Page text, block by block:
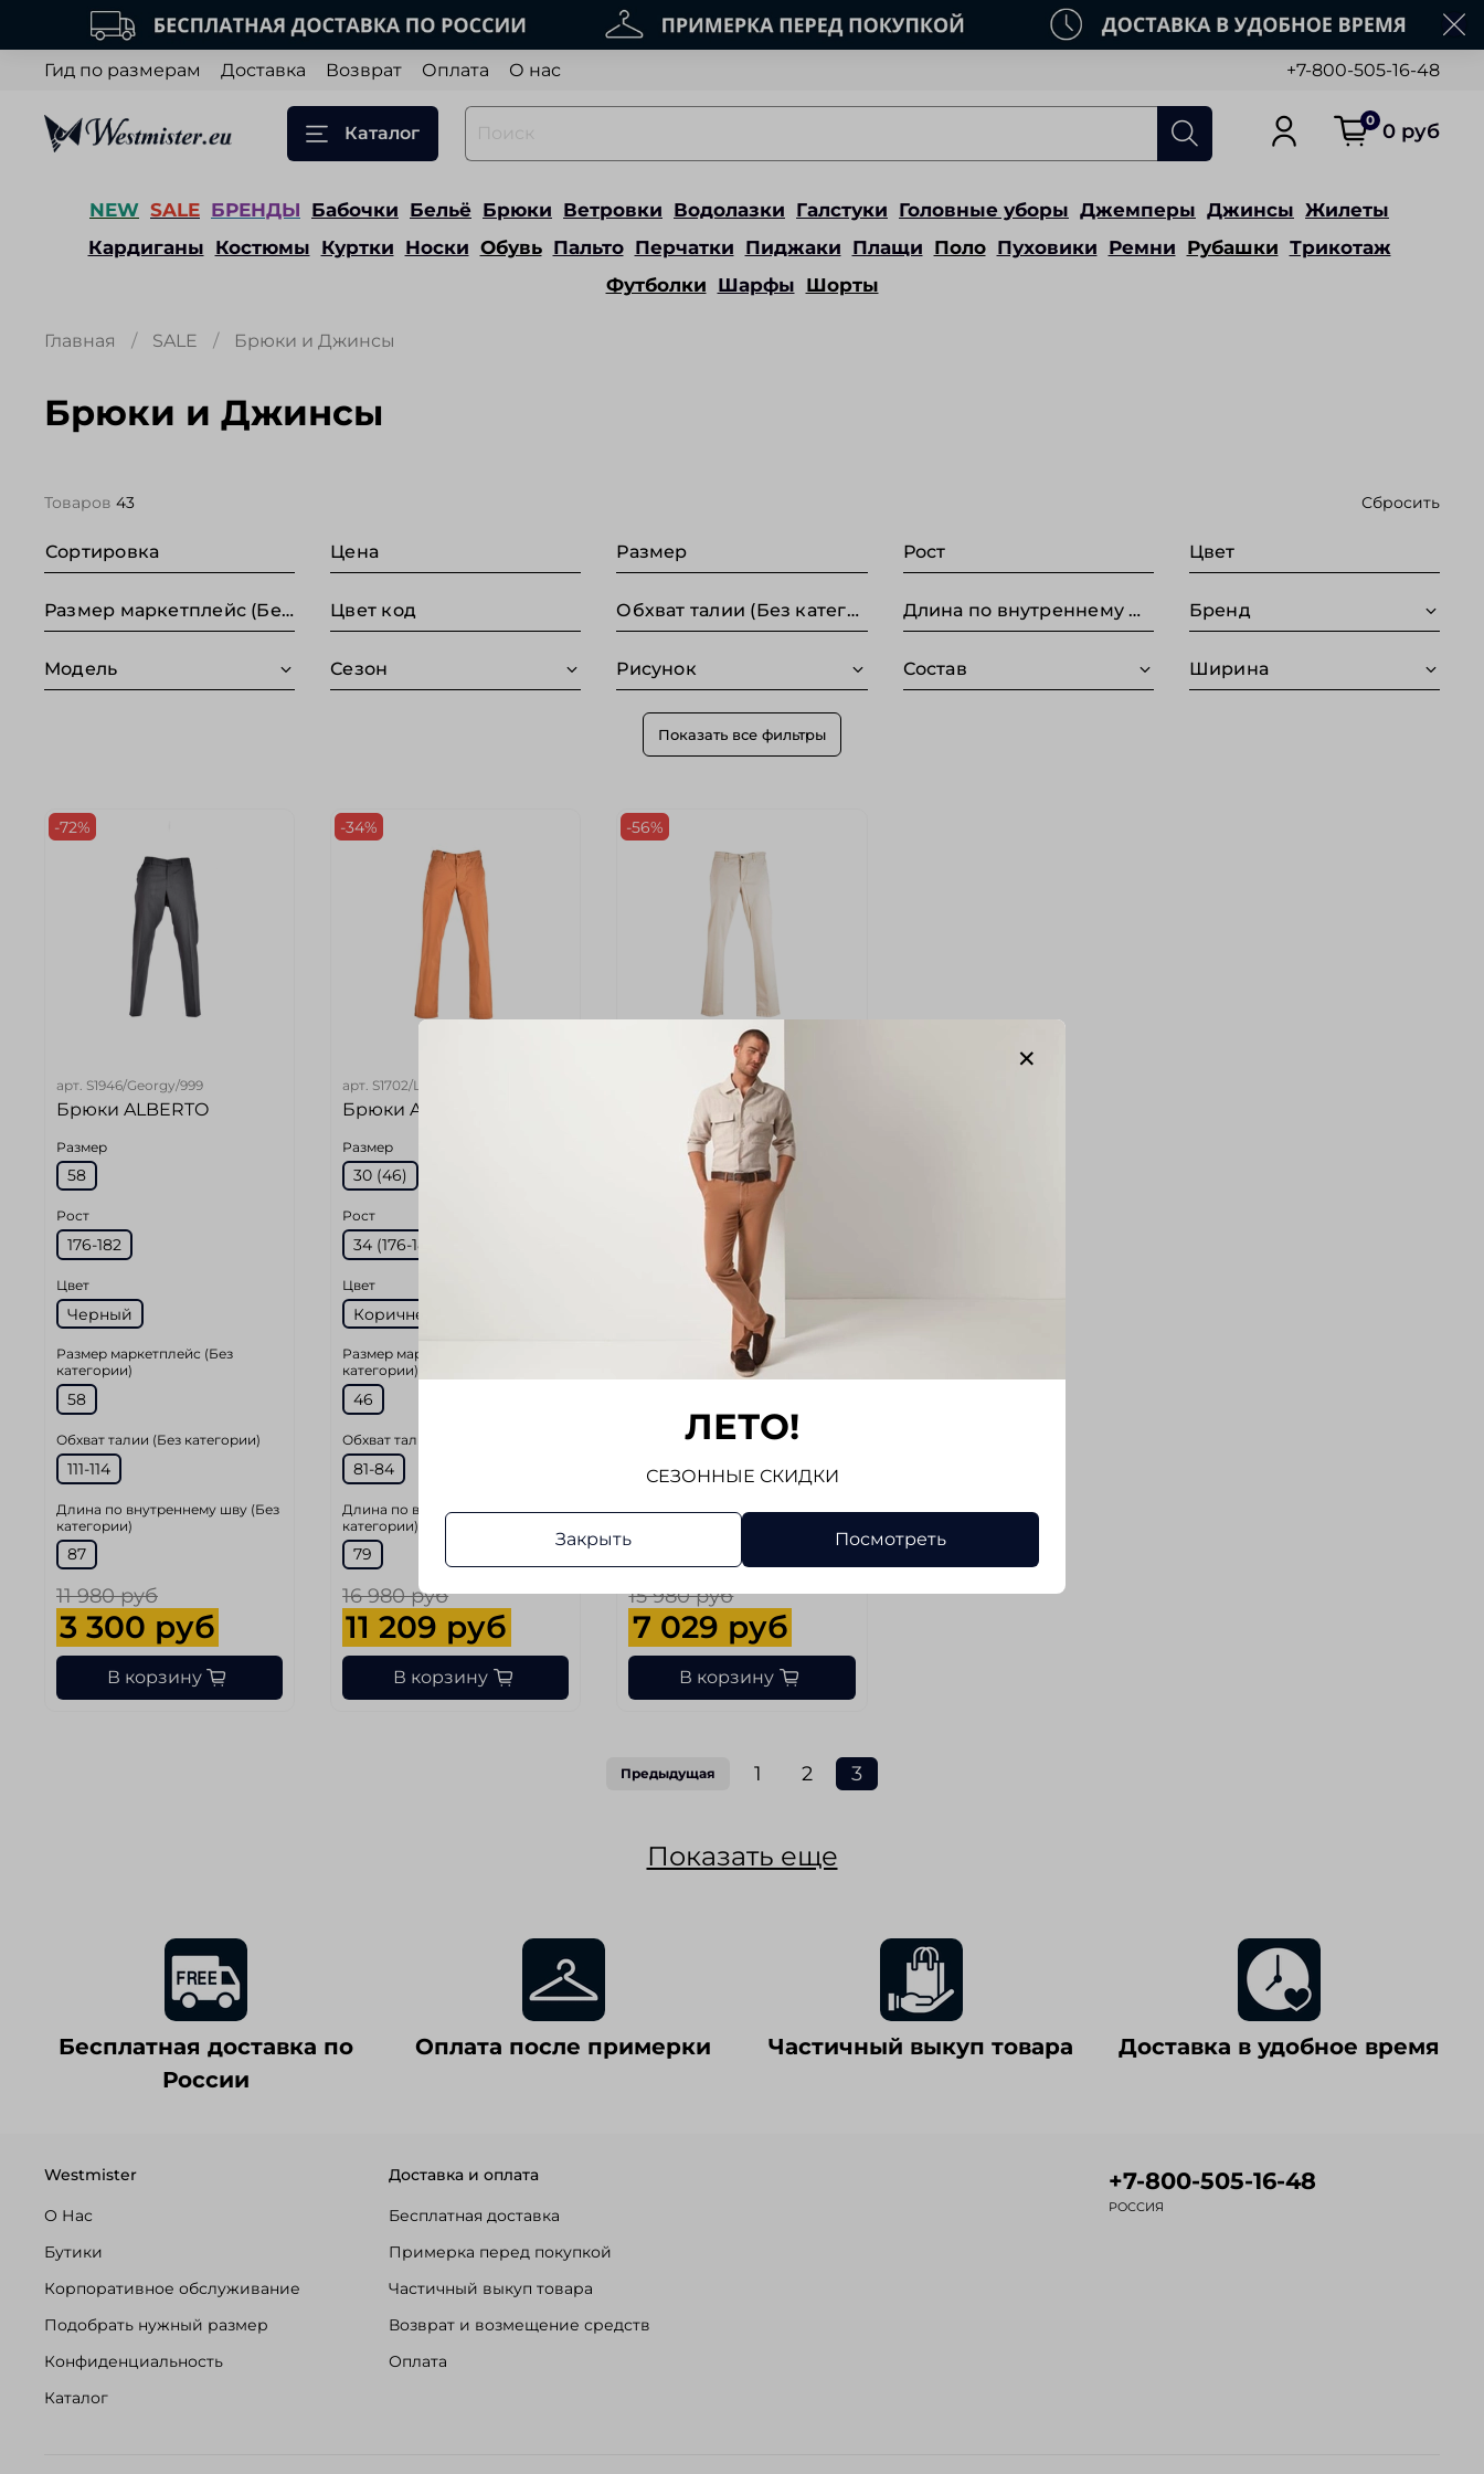
Гид по размерам Доставка Возврат Оплата О нас +7-800-505-16-48
Каталог
0 0 руб
NEW SALE БРЕНДЫ Бабочки Бельё Брюки Ветровки Водолазки Галстуки Головные уборы Джемперы Джинсы Жилеты
Кардиганы Костюмы Куртки Носки Обувь Пальто Перчатки Пиджаки Плащи Поло Пуховики Ремни Рубашки Трикотаж
Футболки Шарфы Шорты
Главная SALE Брюки и Джинсы
Брюки и Джинсы
Товаров 43 Сбросить
Сортировка Цена Размер Рост Цвет
Размер маркетплейс (Без категории) Цвет код Обхват талии (Без категории) Длина по внутреннему шву (Без категории) Бренд
Модель Сезон Рисунок Состав Ширина
Показать все фильтры
-72%
арт. S1946/Georgy/999
Брюки ALBERTO
Размер
58
Рост
176-182
Цвет
Черный
Размер маркетплейс (Без
категории)
58
Обхват талии (Без категории)
111-114
Длина по внутреннему шву (Без
категории)
87
11 980 руб
3 300 руб
В корзину
-34%
арт. S1702/Lou/340
Брюки ALBERTO
Размер
30 (46)
Рост
34 (176-182 см)
Цвет
Коричневый
Размер маркетплейс (Без
категории)
46
Обхват талии (Без категории)
81-84
Длина по внутреннему шву (Без
категории)
79
16 980 руб
11 209 руб
В корзину
-56%
S1902/Lou/905
Брюки ALBERTO
31 (46-48)
32 (170-176 cм)
Размер маркетплейс (Без
Обхват талии (Без категории)
85-88
Длина по внутреннему шву (Без
15 980 руб
7 029 руб
В корзину
Предыдущая 1 2 3
Показать еще
Бесплатная доставка по
России
Оплата после примерки Частичный выкуп товара Доставка в удобное время
Westmister
О Нас
Бутики
Корпоративное обслуживание
Подобрать нужный размер
Конфиденциальность
Каталог
Доставка и оплата
Бесплатная доставка
Примерка перед покупкой
Частичный выкуп товара
Возврат и возмещение средств
Оплата
+7-800-505-16-48
РОССИЯ
ЛЕТО!
СЕЗОННЫЕ СКИДКИ
Закрыть Посмотреть